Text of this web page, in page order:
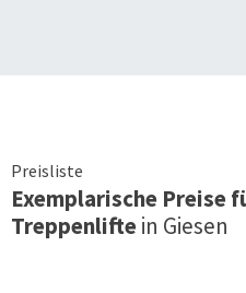
Preisliste
Exemplarische Preise
Treppenliftein Giesen